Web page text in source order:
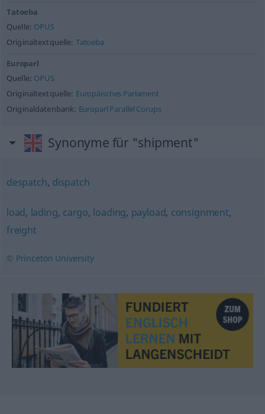
Tatoeba
Quelle: OPUS
Originaltextquelle: Tatoeba
Europarl
Quelle: OPUS
Originaltextquelle: Europäisches Parlament
Originaldatenbank: Europarl Parallel Corups
Synonyme für "shipment"
despatch, dispatch
load, lading, cargo, loading, payload, consignment,
freight
© Princeton University